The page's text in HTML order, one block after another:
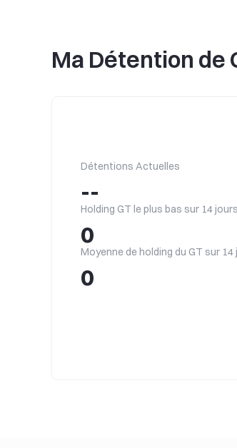
Ma Détention de
Détentions Actuelles
--
Holding GT le plus bas sur 14 jours
0
Moyenne de holding du GT sur 14
0